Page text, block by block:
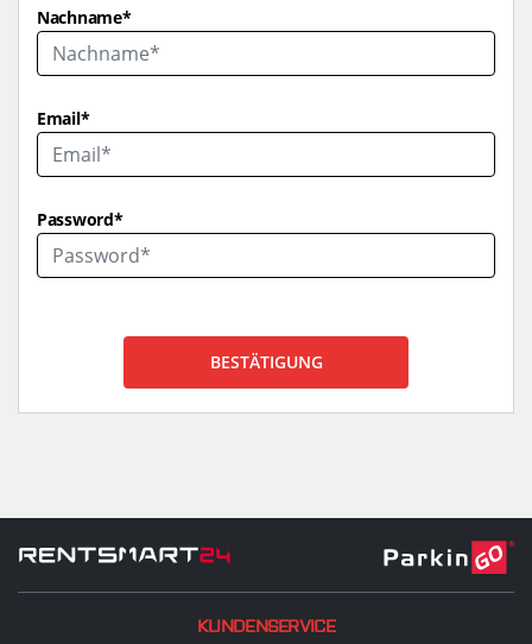
Nachname*
Email*
Password*
BESTÄTIGUNG
KUNDENSERVICE